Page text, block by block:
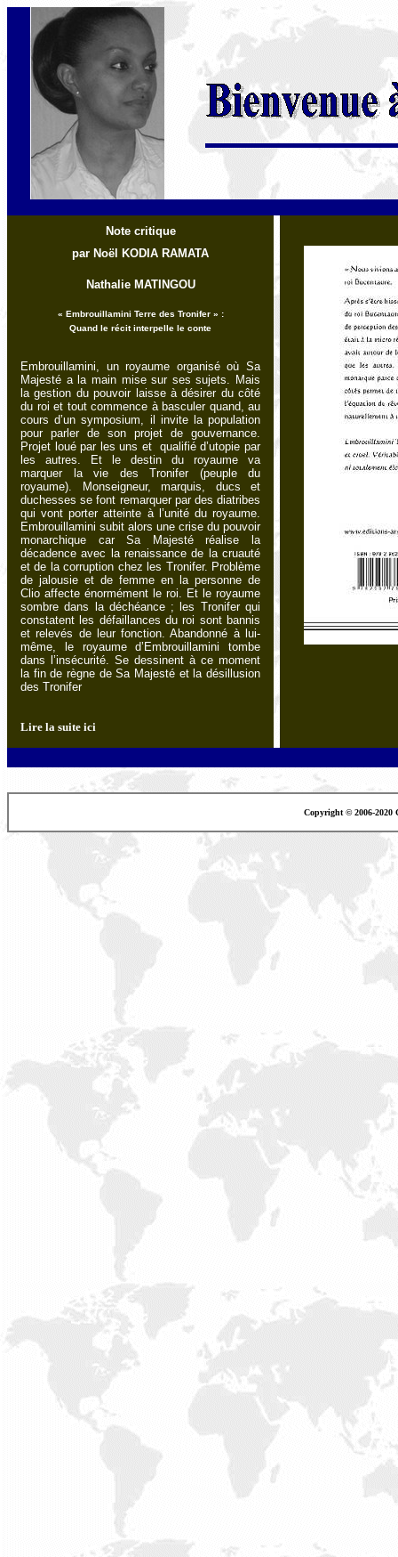
Note critique
par Noël KODIA RAMATA
Nathalie MATINGOU
« Embrouillamini Terre des Tronifer » :
Quand le récit interpelle le conte
Embrouillamini, un royaume organisé où Sa
Majesté a la main mise sur ses sujets. Mais
la gestion du pouvoir laisse à désirer du côté
du roi et tout commence à basculer quand, au
cours d’un symposium, il invite la population
pour parler de son projet de gouvernance.
Projet loué par les uns et qualifié d’utopie par
les autres. Et le destin du royaume va
marquer la vie des Tronifer (peuple du
royaume). Monseigneur, marquis, ducs et
duchesses se font remarquer par des diatribes
qui vont porter atteinte à l’unité du royaume.
Embrouillamini subit alors une crise du pouvoir
monarchique car Sa Majesté réalise la
décadence avec la renaissance de la cruauté
et de la corruption chez les Tronifer. Problème
de jalousie et de femme en la personne de
Clio affecte énormément le roi. Et le royaume
sombre dans la déchéance ; les Tronifer qui
constatent les défaillances du roi sont bannis
et relevés de leur fonction. Abandonné à lui-
même, le royaume d’Embrouillamini tombe
dans l’insécurité. Se dessinent à ce moment
la fin de règne de Sa Majesté et la désillusion
des Tronifer
Lire la suite ici
Copyright © 2006-2020